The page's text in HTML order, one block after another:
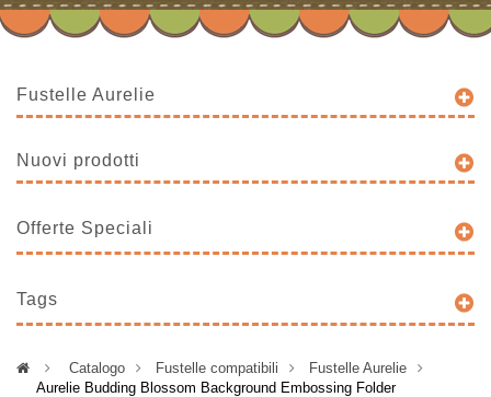
Fustelle Aurelie
Nuovi prodotti
Offerte Speciali
Tags
> Catalogo > Fustelle compatibili >
Fustelle Aurelie
Aurelie Budding Blossom Background Embossing Folder